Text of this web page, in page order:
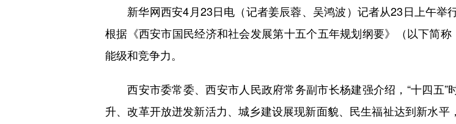
新华网西安4月23日电（记者姜辰蓉、吴鸿波）记者从23日上午举行
根据《西安市国民经济和社会发展第十五个五年规划纲要》（以下简
能级和竞争力。
西安市委常委、西安市人民政府常务副市长杨建强介绍，“十四五”
升、改革开放迸发新活力、城乡建设展现新面貌、民生福祉达到新水